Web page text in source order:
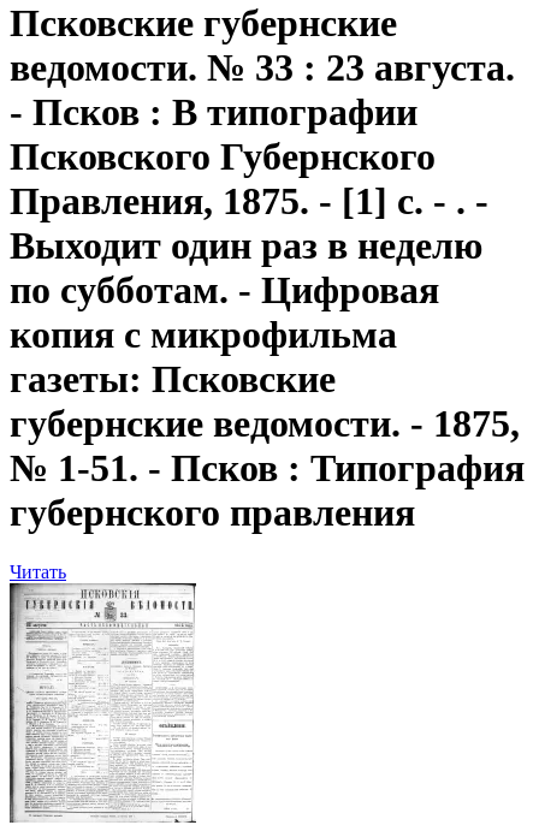
Псковские губернские
ведомости. № 33 : 23 августа.
- Псков : В типографии
Псковского Губернского
Правления, 1875. - [1] с. - . -
Выходит один раз в неделю
по субботам. - Цифровая
копия с микрофильма
газеты: Псковские
губернские ведомости. - 1875,
№ 1-51. - Псков : Типография
губернского правления
Читать